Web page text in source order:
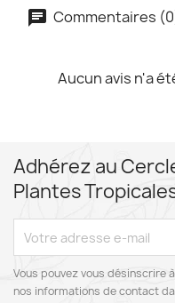
Commentaires
Aucun avis n'a
Adhérez au
Plantes
Vous pouvez vous désinscrire
nos informations de contact